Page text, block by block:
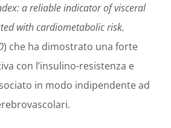
a reliable indicator of visceral
with cardiometabolic risk.
) che ha dimostrato una forte
con l’insulino-resistenza e
in modo indipendente ad